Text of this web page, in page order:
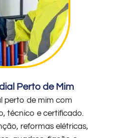
Perto de Mim
perto de mim com
técnico e certificado.
reformas elétricas,